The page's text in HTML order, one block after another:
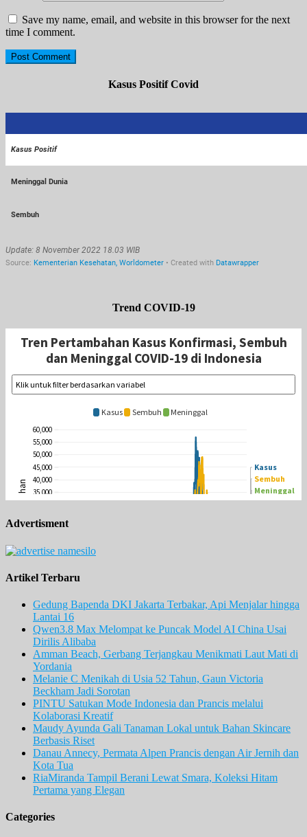
Save my name, email, and website in this browser for the next
time I comment.
Kasus Positif Covid
Trend COVID-19
Advertisment
Artikel Terbaru
Gedung Bapenda DKI Jakarta Terbakar, Api Menjalar hingga
Lantai 16
Qwen3.8 Max Melompat ke Puncak Model AI China Usai
Dirilis Alibaba
Amman Beach, Gerbang Terjangkau Menikmati Laut Mati di
Yordania
Melanie C Menikah di Usia 52 Tahun, Gaun Victoria
Beckham Jadi Sorotan
PINTU Satukan Mode Indonesia dan Prancis melalui
Kolaborasi Kreatif
Maudy Ayunda Gali Tanaman Lokal untuk Bahan Skincare
Berbasis Riset
Danau Annecy, Permata Alpen Prancis dengan Air Jernih dan
Kota Tua
RiaMiranda Tampil Berani Lewat Smara, Koleksi Hitam
Pertama yang Elegan
Categories